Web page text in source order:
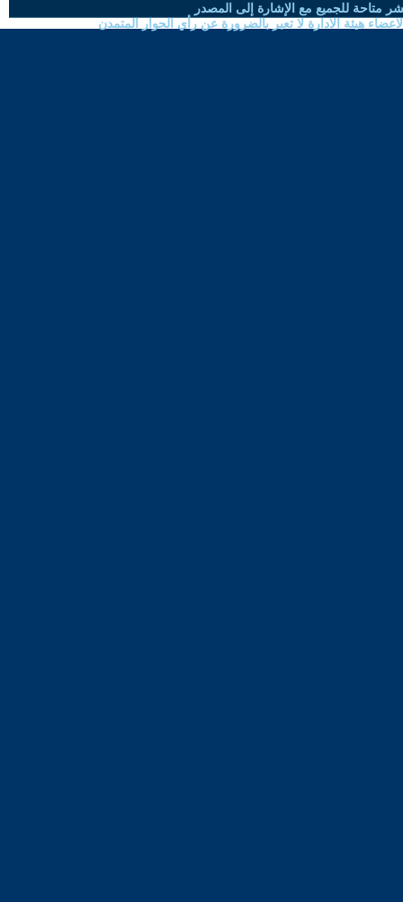
متاحة للجميع مع الإشارة إلى المصدر
هيئة الادارة لا تعبر بالضرورة عن رأي الحوار المتمدن